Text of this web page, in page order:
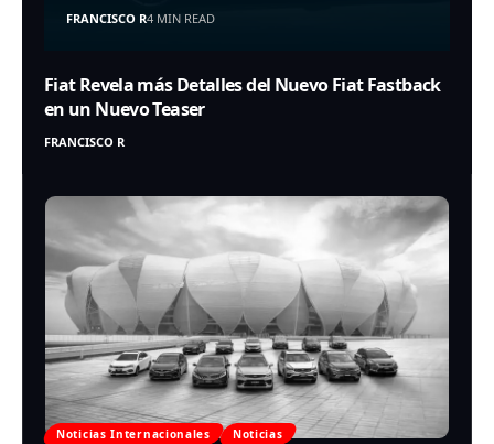
FRANCISCO R4 MIN READ
Fiat Revela más Detalles del Nuevo Fiat Fastback
en un Nuevo Teaser
FRANCISCO R
Noticias Internacionales Noticias